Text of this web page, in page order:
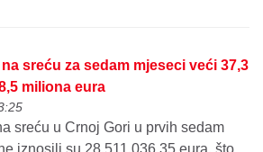
sreću za sedam mjeseci veći 37,3
miliona eura
sreću u Crnoj Gori u prvih sedam
iznosili su 28.511.036,35 eura, što